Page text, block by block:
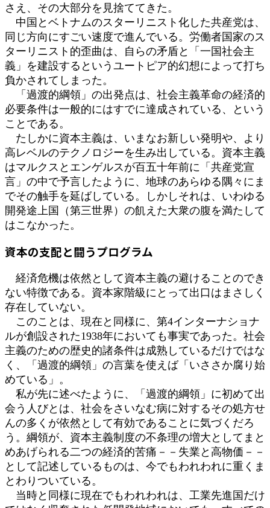
さえ、その大部分を見捨ててきた。
中国とベトナムのスターリニスト化した共産党は、
同じ方向にすごい速度で進んでいる。労働者国家のス
ターリニスト的歪曲は、自らの矛盾と「一国社会主
義」を建設するというユートピア的幻想によって打ち
負かされてしまった。
「過渡的綱領」の出発点は、社会主義革命の経済的
必要条件は一般的にはすでに達成されている、という
ことである。
たしかに資本主義は、いまなお新しい発明や、より
高レベルのテクノロジーを生み出している。資本主義
はマルクスとエンゲルスが百五十年前に「共産党宣
言」の中で予言したように、地球のあらゆる隅々にま
でその触手を延ばしている。しかしそれは、いわゆる
開発途上国（第三世界）の飢えた大衆の腹を満たして
はこなかった。
資本の支配と闘うプログラム
経済危機は依然として資本主義の避けることのでき
ない特徴である。資本家階級にとって出口はまさしく
存在していない。
このことは、現在と同様に、第4インターナショナ
ルが創設された1938年においても事実であった。社会
主義のための歴史的諸条件は成熟しているだけではな
く、「過渡的綱領」の言葉を使えば「いささか腐り始
めている」。
私が先に述べたように、「過渡的綱領」に初めて出
会う人びとは、社会をさいなむ病に対するその処方せ
んの多くが依然として有効であることに気づくだろ
う。綱領が、資本主義制度の不条理の増大としてまと
めあげられる二つの経済的苦痛－－失業と高物価－－
として記述しているものは、今でもわれわれに重くま
とわりついている。
当時と同様に現在でもわれわれは、工業先進国だけ